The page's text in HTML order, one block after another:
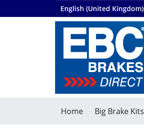
English (United Kingdom)
Home Big Brake Kits